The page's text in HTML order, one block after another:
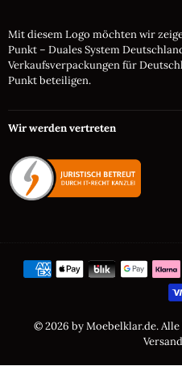
Mit diesem Logo möchten wir
Punkt – Duales System
Verkaufsverpackungen für
Punkt beteiligen.
Wir werden vertreten
© 2026 by Moebelklar.de.